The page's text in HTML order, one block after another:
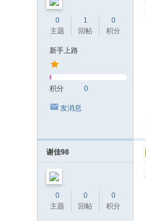
0
主题
1
回帖
0
积分
新手上路
积分 0
发消息
谢佳98
0
主题
0
回帖
0
积分